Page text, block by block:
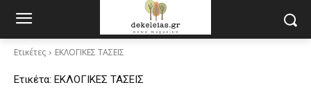
Ετικέτες ΕΚΛΟΓΙΚΕΣ ΤΑΣΕΙΣ
Ετικέτα: ΕΚΛΟΓΙΚΕΣ ΤΑΣΕΙΣ